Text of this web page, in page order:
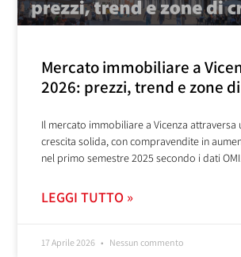
Mercato immobiliare a
2026: prezzi, trend e zone
Il mercato immobiliare a Vicenza attraversa
crescita solida, con compravendite in
nel primo semestre 2025 secondo i dati
LEGGI TUTTO »
17 Aprile 2026 Nessun commento